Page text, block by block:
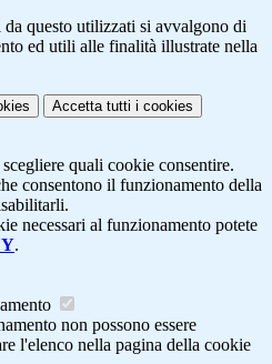
questo utilizzati si avvalgono di
ed utili alle finalità illustrate nella
Accetta tutti i cookies
quali cookie consentire.
consentono il funzionamento della
necessari al funzionamento potete
.
non possono essere
l'elenco nella pagina della cookie